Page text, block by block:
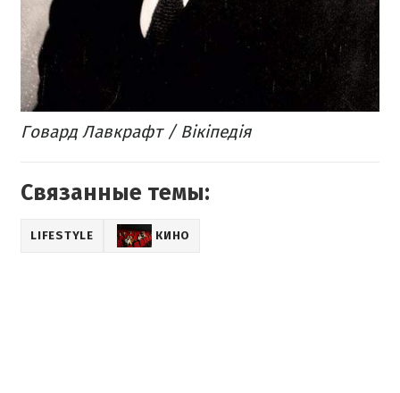
Говард Лавкрафт / Вікіпедія
Связанные темы:
LIFESTYLE КИНО